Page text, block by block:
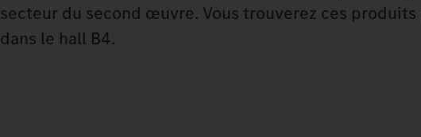
secteur du second œuvre. Vous trouverez ces
dans le hall B4.